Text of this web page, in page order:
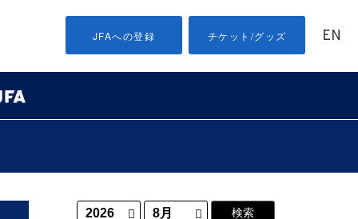
JFAへの登録 チケット/グッズ EN